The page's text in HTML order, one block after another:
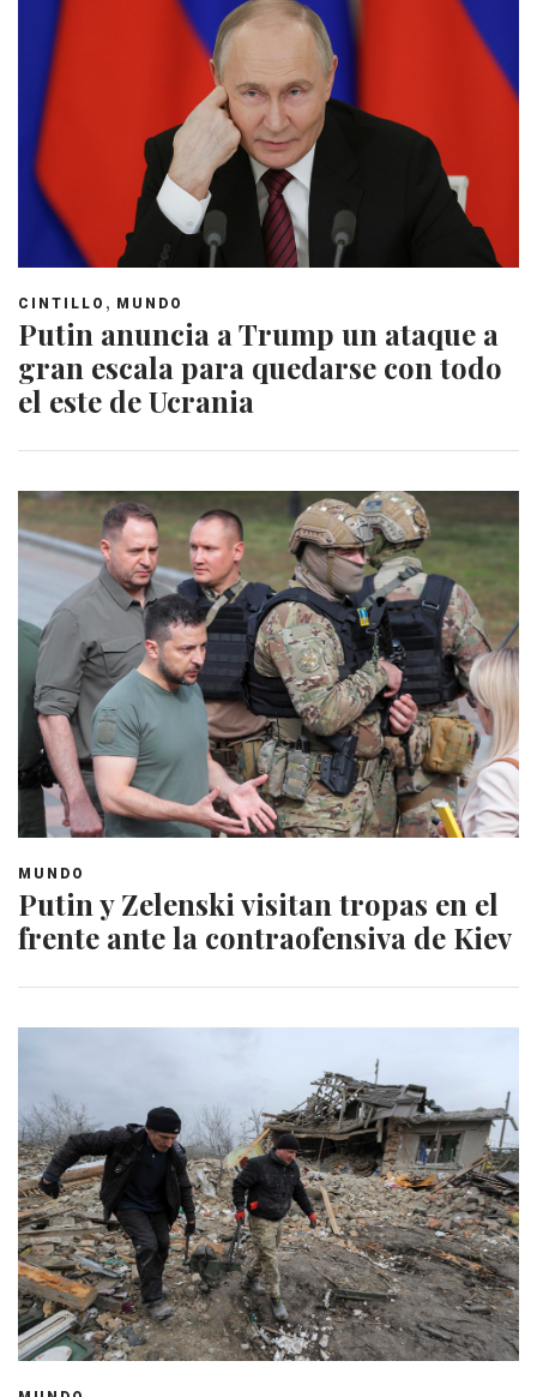
CINTILLO , MUNDO
Putin anuncia a Trump un ataque a
gran escala para quedarse con todo
el este de Ucrania
MUNDO
Putin y Zelenski visitan tropas en el
frente ante la contraofensiva de Kiev